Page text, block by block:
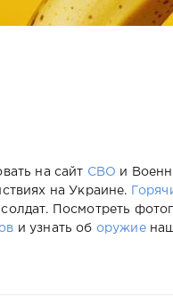
на сайт СВО и
на Украине.
Посмотреть
и узнать об оружие